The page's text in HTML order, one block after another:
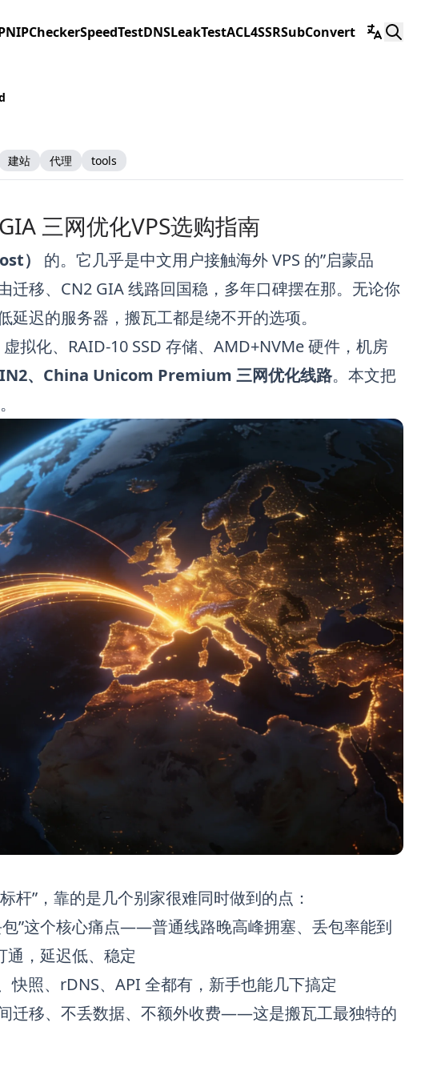
IPCheckerSpeedTestDNSLeakTestACL4SSRSubConvert
建站 代理 tools
三网优化VPS选购指南
）
的。它几乎是中文用户接触海外 VPS 的”启蒙品
移、CN2 GIA 线路回国稳，多年口碑摆在那。无论你
迟的服务器，搬瓦工都是绕不开的选项。
拟化、RAID-10 SSD 存储、AMD+NVMe 硬件，机房
、China Unicom Premium 三网优化线路。本文把
杆”，靠的是几个别家很难同时做到的点：
包”这个核心痛点——普通线路晚高峰拥塞、丢包率能到
通，延迟低、稳定
快照、rDNS、API 全都有，新手也能几下搞定
迁移、不丢数据、不额外收费——这是搬瓦工最独特的